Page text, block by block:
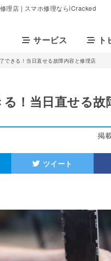
理店 | スマホ修理ならiCracked
サービス ト
できる！当日直せる故障内容と修理店
！当日直せる故
掲
ツイート